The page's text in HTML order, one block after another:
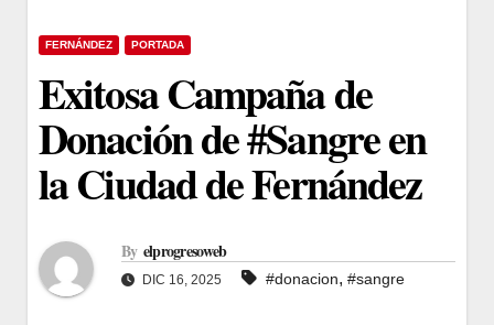
FERNÁNDEZ PORTADA
Exitosa Campaña de
Donación de #Sangre en
la Ciudad de Fernández
By elprogresoweb
DIC 16, 2025 #donacion, #sangre